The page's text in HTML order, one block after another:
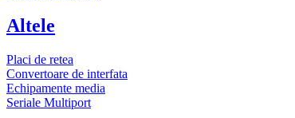
Altele
Placi de retea
Convertoare de interfata
Echipamente media
Seriale Multiport